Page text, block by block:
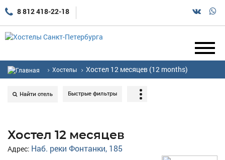
8 812 418-22-18
Хостелы Хостел 12 месяцев (12 months)
Найти отель Быстрые фильтры
Хостел 12 месяцев
Адрес: Наб. реки Фонтанки, 185